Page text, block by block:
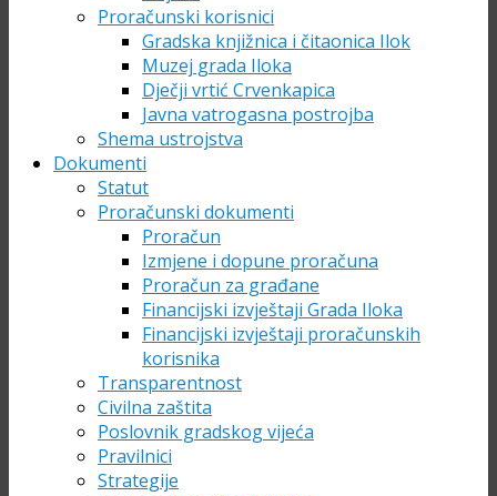
Proračunski korisnici
Gradska knjižnica i čitaonica Ilok
Muzej grada Iloka
Dječji vrtić Crvenkapica
Javna vatrogasna postrojba
Shema ustrojstva
Dokumenti
Statut
Proračunski dokumenti
Proračun
Izmjene i dopune proračuna
Proračun za građane
Financijski izvještaji Grada Iloka
Financijski izvještaji proračunskih
korisnika
Transparentnost
Civilna zaštita
Poslovnik gradskog vijeća
Pravilnici
Strategije